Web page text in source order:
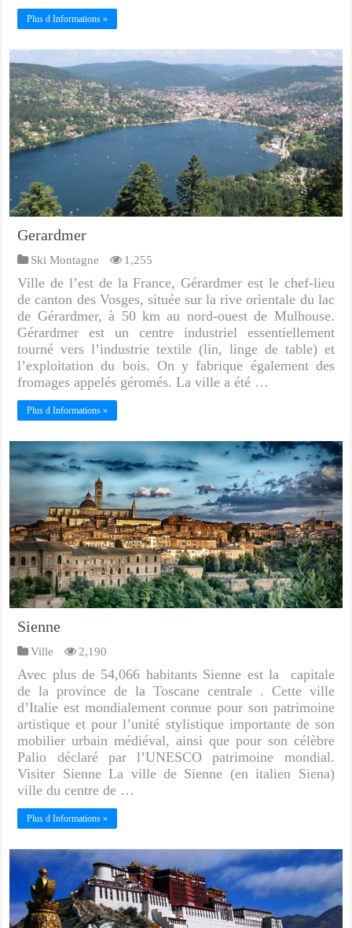
Plus d Informations »
Gerardmer
Ski Montagne 1,255
Ville de l’est de la France, Gérardmer est le chef-lieu
de canton des Vosges, située sur la rive orientale du lac
de Gérardmer, à 50 km au nord-ouest de Mulhouse.
Gérardmer est un centre industriel essentiellement
tourné vers l’industrie textile (lin, linge de table) et
l’exploitation du bois. On y fabrique également des
fromages appelés géromés. La ville a été …
Plus d Informations »
Sienne
Ville 2,190
Avec plus de 54,066 habitants Sienne est la capitale
de la province de la Toscane centrale . Cette ville
d’Italie est mondialement connue pour son patrimoine
artistique et pour l’unité stylistique importante de son
mobilier urbain médiéval, ainsi que pour son célèbre
Palio déclaré par l’UNESCO patrimoine mondial.
Visiter Sienne La ville de Sienne (en italien Siena)
ville du centre de …
Plus d Informations »